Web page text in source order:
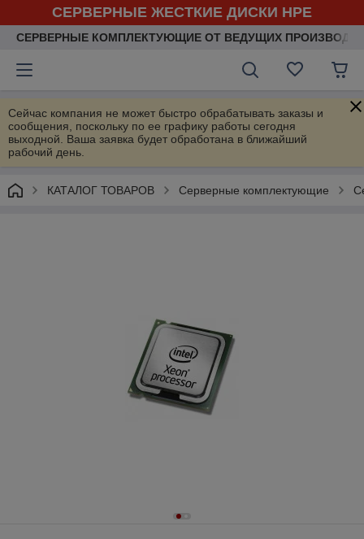
СЕРВЕРНЫЕ ЖЕСТКИЕ ДИСКИ HPE
СЕРВЕРНЫЕ КОМПЛЕКТУЮЩИЕ ОТ ВЕДУЩИХ
Сейчас компания не может быстро обрабатывать заказы и
сообщения, поскольку по ее графику работы сегодня
выходной. Ваша заявка будет обработана в ближайший
рабочий день.
КАТАЛОГ ТОВАРОВ Серверные комплектующие